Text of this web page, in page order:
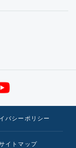
バシーポリシー
イトマップ